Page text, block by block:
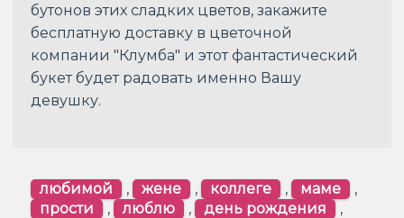
бутонов этих сладких цветов, закажите
бесплатную доставку в цветочной
компании "Клумба" и этот фантастический
букет будет радовать именно Вашу
девушку.
любимой , жене , коллеге , маме
,
прости
, люблю , день рождения
,